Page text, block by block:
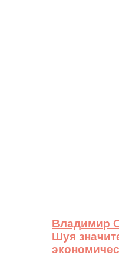
Владимир
Шуя